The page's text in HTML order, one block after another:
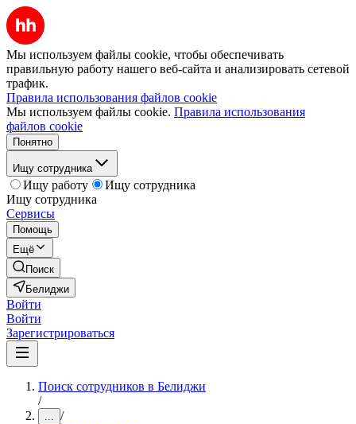
Мы используем файлы cookie, чтобы обеспечивать
правильную работу нашего веб-сайта и анализировать сетевой
трафик.
Правила использования файлов cookie
Мы используем файлы cookie. Правила использования
файлов cookie
Понятно
Ищу сотрудника
Ищу работу
Ищу сотрудника
Ищу сотрудника
Сервисы
Помощь
Ещё
Поиск
Белиджи
Войти
Войти
Зарегистрироваться
Поиск сотрудников в Белиджи
/
... /